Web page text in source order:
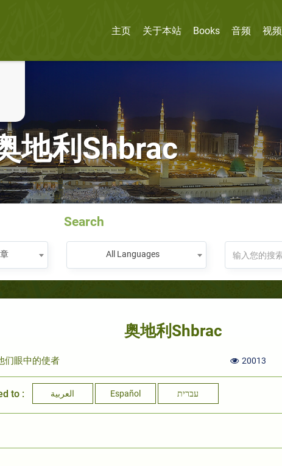
it.
主页 关于本站 Books 音频 视频
地利Shbrac
Search
All Languages
奥地利Shbrac
们眼中的使者 20013
to : العربية Español עברית